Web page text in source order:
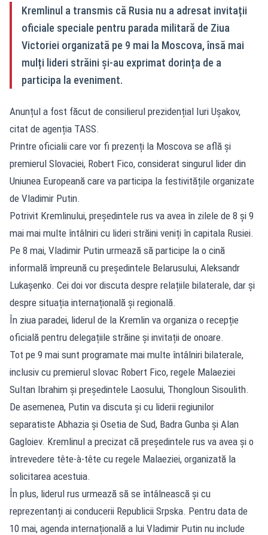
Kremlinul a transmis că Rusia nu a adresat invitații
oficiale speciale pentru parada militară de Ziua
Victoriei organizată pe 9 mai la Moscova, însă mai
mulți lideri străini și-au exprimat dorința de a
participa la eveniment.
Anunțul a fost făcut de consilierul prezidențial Iuri Ușakov,
citat de agenția TASS.
Printre oficialii care vor fi prezenți la Moscova se află și
premierul Slovaciei, Robert Fico, considerat singurul lider din
Uniunea Europeană care va participa la festivitățile organizate
de Vladimir Putin.
Potrivit Kremlinului, președintele rus va avea în zilele de 8 și 9
mai mai multe întâlniri cu lideri străini veniți în capitala Rusiei.
Pe 8 mai, Vladimir Putin urmează să participe la o cină
informală împreună cu președintele Belarusului, Aleksandr
Lukașenko. Cei doi vor discuta despre relațiile bilaterale, dar și
despre situația internațională și regională.
În ziua paradei, liderul de la Kremlin va organiza o recepție
oficială pentru delegațiile străine și invitații de onoare.
Tot pe 9 mai sunt programate mai multe întâlniri bilaterale,
inclusiv cu premierul slovac Robert Fico, regele Malaeziei
Sultan Ibrahim și președintele Laosului, Thongloun Sisoulith.
De asemenea, Putin va discuta și cu liderii regiunilor
separatiste Abhazia și Osetia de Sud, Badra Gunba și Alan
Gagloiev. Kremlinul a precizat că președintele rus va avea și o
întrevedere tête-à-tête cu regele Malaeziei, organizată la
solicitarea acestuia.
În plus, liderul rus urmează să se întâlnească și cu
reprezentanți ai conducerii Republicii Srpska. Pentru data de
10 mai, agenda internațională a lui Vladimir Putin nu include